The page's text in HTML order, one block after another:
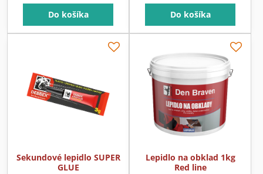
Do košíka Do košíka
Sekundové lepidlo SUPER
GLUE
Lepidlo na obklad 1kg
Red line